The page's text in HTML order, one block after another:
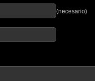
(necesario)